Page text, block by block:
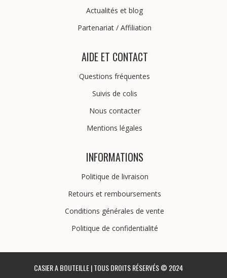
Actualités et blog
Partenariat /Affiliation
AIDE ET CONTACT
Questions fréquentes
Suivis de colis
Nous contacter
Mentions légales
INFORMATIONS
Politique de livraison
Retours et remboursements
Conditions générales de vente
Politique de confidentialité
CASIER A BOUTEILLE | TOUS DROITS RÉSERVÉS © 2024